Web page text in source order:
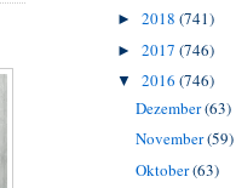
► 2018 (741)
► 2017 (746)
▼ 2016 (746)
Dezember(63)
November(59)
Oktober(63)